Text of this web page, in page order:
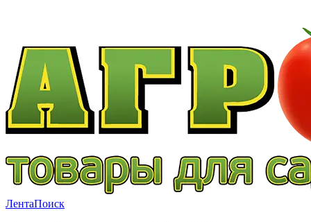
ЛентаПоиск